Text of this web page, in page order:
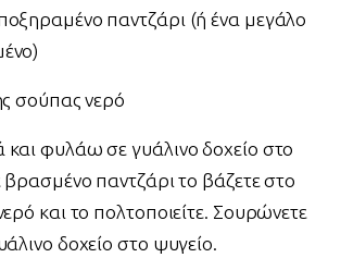
παντζάρι (ή ένα μεγάλο
σούπας νερό
φυλάω σε γυάλινο δοχείο στο
βρασμένο παντζάρι το βάζετε στο
και το πολτοποιείτε. Σουρώνετε
δοχείο στο ψυγείο.